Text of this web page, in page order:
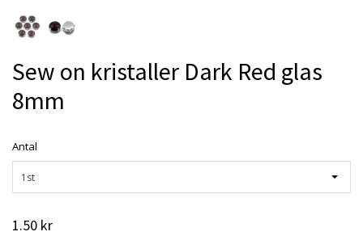
Sew on kristaller Dark Red glas
8mm
Antal
1st
1.50 kr